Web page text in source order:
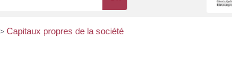
> Capitaux propres de la société